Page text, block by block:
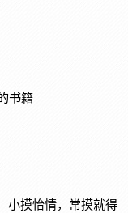
书籍
小摸怡情，常摸就得